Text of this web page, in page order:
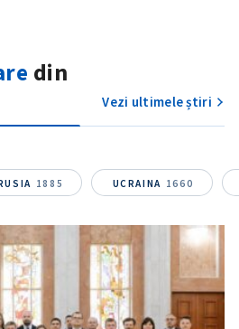
din
Vezi ultimele știri
1885 UCRAINA 1660